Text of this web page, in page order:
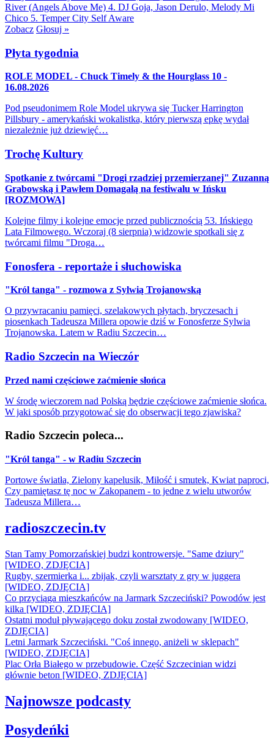
River (Angels Above Me) 4. DJ Goja, Jason Derulo, Melody Mi
Chico 5. Temper City Self Aware
Zobacz Głosuj »
Płyta tygodnia
ROLE MODEL - Chuck Timely & the Hourglass 10 -
16.08.2026
Pod pseudonimem Role Model ukrywa się Tucker Harrington
Pillsbury - amerykański wokalistka, który pierwszą epkę wydał
niezależnie już dziewięć…
Trochę Kultury
Spotkanie z twórcami "Drogi rzadziej przemierzanej" Zuzanną
Grabowską i Pawłem Domagałą na festiwalu w Ińsku
[ROZMOWA]
Kolejne filmy i kolejne emocje przed publicznością 53. Ińskiego
Lata Filmowego. Wczoraj (8 sierpnia) widzowie spotkali się z
twórcami filmu "Droga…
Fonosfera - reportaże i słuchowiska
"Król tanga" - rozmowa z Sylwią Trojanowską
O przywracaniu pamięci, szelakowych płytach, bryczesach i
piosenkach Tadeusza Millera opowie dziś w Fonosferze Sylwia
Trojanowska. Latem w Radiu Szczecin…
Radio Szczecin na Wieczór
Przed nami częściowe zaćmienie słońca
W środę wieczorem nad Polską będzie częściowe zaćmienie słońca.
W jaki sposób przygotować się do obserwacji tego zjawiska?
Radio Szczecin poleca...
"Król tanga" - w Radiu Szczecin
Portowe światła, Zielony kapelusik, Miłość i smutek, Kwiat paproci,
Czy pamiętasz tę noc w Zakopanem - to jedne z wielu utworów
Tadeusza Millera…
radioszczecin.tv
Stan Tamy Pomorzańskiej budzi kontrowersje. "Same dziury"
[WIDEO, ZDJĘCIA]
Rugby, szermierka i... zbijak, czyli warsztaty z gry w juggera
[WIDEO, ZDJĘCIA]
Co przyciąga mieszkańców na Jarmark Szczeciński? Powodów jest
kilka [WIDEO, ZDJĘCIA]
Ostatni moduł pływającego doku został zwodowany [WIDEO,
ZDJĘCIA]
Letni Jarmark Szczeciński. "Coś innego, aniżeli w sklepach"
[WIDEO, ZDJĘCIA]
Plac Orła Białego w przebudowie. Część Szczecinian widzi
głównie beton [WIDEO, ZDJĘCIA]
Najnowsze podcasty
Posydeńki